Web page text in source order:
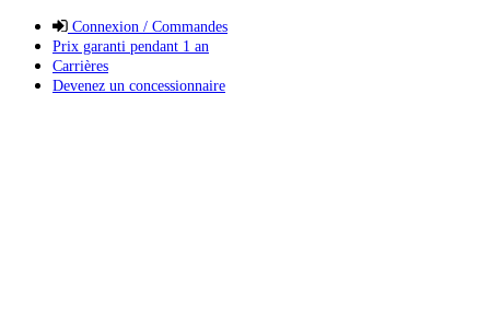
Connexion / Commandes
Prix garanti pendant 1 an
Carrières
Devenez un concessionnaire